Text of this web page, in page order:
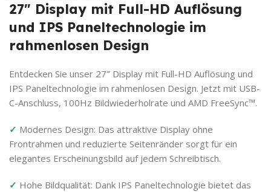
27″ Display mit Full-HD Auflösung
und IPS Paneltechnologie im
rahmenlosen Design
Entdecken Sie unser 27″ Display mit Full-HD Auflösung und
IPS Paneltechnologie im rahmenlosen Design. Jetzt mit USB-
C-Anschluss, 100Hz Bildwiederholrate und AMD FreeSync™.
✓ Modernes Design: Das attraktive Display ohne
Frontrahmen und reduzierte Seitenränder sorgt für ein
elegantes Erscheinungsbild auf jedem Schreibtisch.
✓ Hohe Bildqualität: Dank IPS Paneltechnologie bietet das